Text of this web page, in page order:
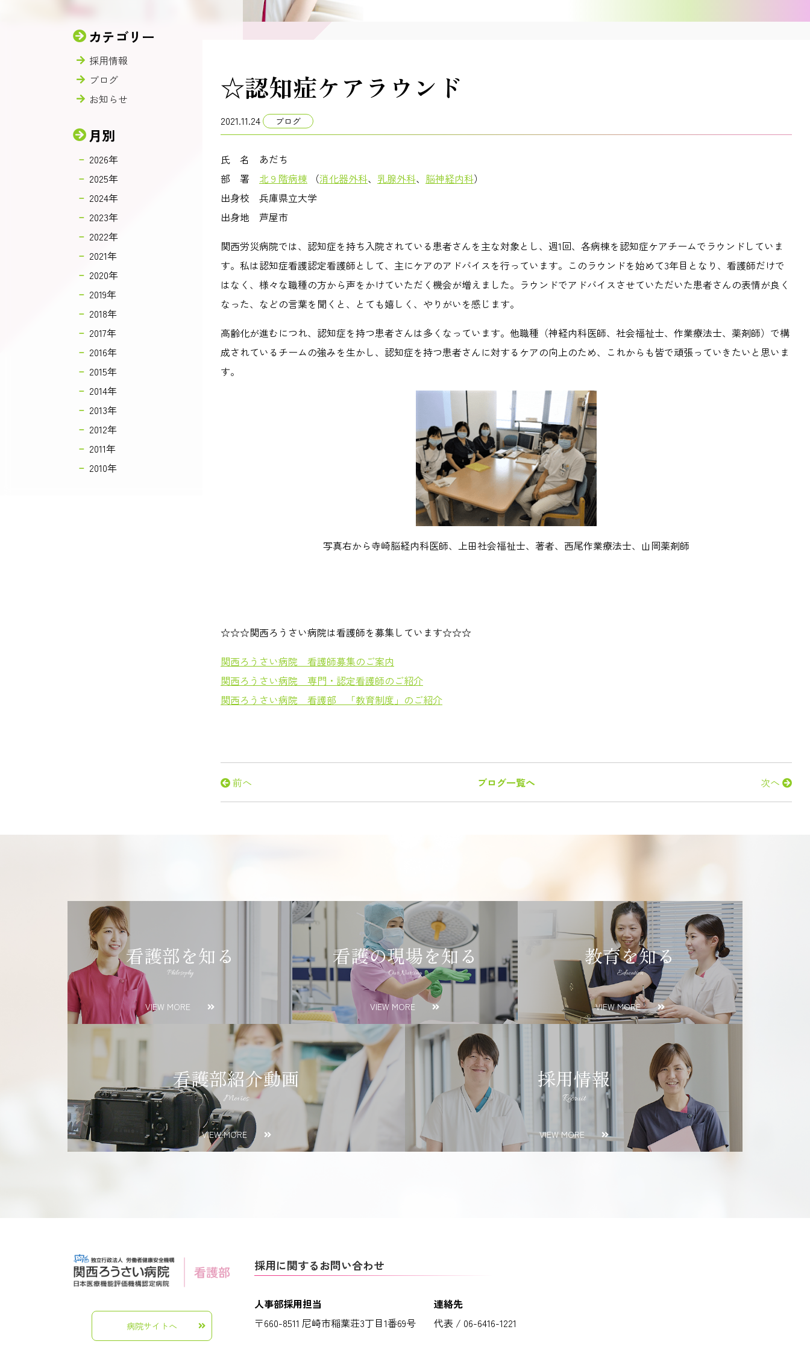
☆認知症ケアラウンド
2021.11.24 ブログ
氏 名 あだち
部 署 北９階病棟 （消化器外科、 乳腺外科、 脳神経内科）
出身校 兵庫県立大学
出身地 芦屋市
関西労災病院では、認知症を持ち入院されている患者さんを主な対象とし、週1回、各病棟を認知症ケアチームでラウンドしていま
す。私は認知症看護認定看護師として、主にケアのアドバイスを行っています。このラウンドを始めて3年目となり、看護師だけで
はなく、様々な職種の方から声をかけていただく機会が増えました。ラウンドでアドバイスさせていただいた患者さんの表情が良く
なった、などの言葉を聞くと、とても嬉しく、やりがいを感じます。
高齢化が進むにつれ、認知症を持つ患者さんは多くなっています。他職種（神経内科医師、社会福祉士、作業療法士、薬剤師）で構
成されているチームの強みを生かし、認知症を持つ患者さんに対するケアの向上のため、これからも皆で頑張っていきたいと思いま
す。
写真右から寺崎脳経内科医師、上田社会福祉士、著者、西尾作業療法士、山岡薬剤師
☆☆☆関西ろうさい病院は看護師を募集しています☆☆☆
関西ろうさい病院 看護師募集のご案内
関西ろうさい病院 専門・認定看護師のご紹介
関西ろうさい病院 看護部 「教育制度」のご紹介
前へ 次へ
ブログ一覧へ
カテゴリー
採用情報
ブログ
お知らせ
月別
2026年
2025年
2024年
2023年
2022年
2021年
2020年
2019年
2018年
2017年
2016年
2015年
2014年
2013年
2012年
2011年
2010年
看護部を知る
Philosophy
VIEW MORE
看護の現場を知る
Our Nursing
VIEW MORE
教育を知る
Education
VIEW MORE
看護部紹介動画
Movies
VIEW MORE
採用情報
Recruit
VIEW MORE
病院サイトへ
採用に関するお問い合わせ
人事部採用担当
〒660-8511 尼崎市稲葉荘3丁目1番69号
連絡先
代表 / 06-6416-1221